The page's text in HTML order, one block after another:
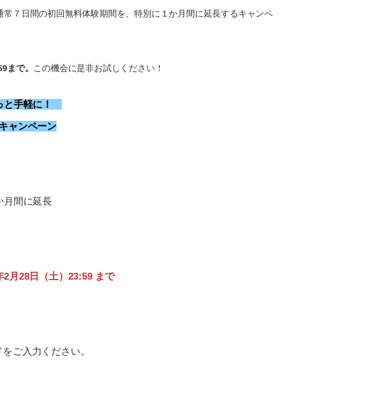
７日間の初回無料体験期間を、特別に１か月間に延長するキャンペ
まで。 この機会に是非お試しください！
と手軽に！
ャンペーン
月間に延長
月28日（土）23:59 まで
ご入力ください。